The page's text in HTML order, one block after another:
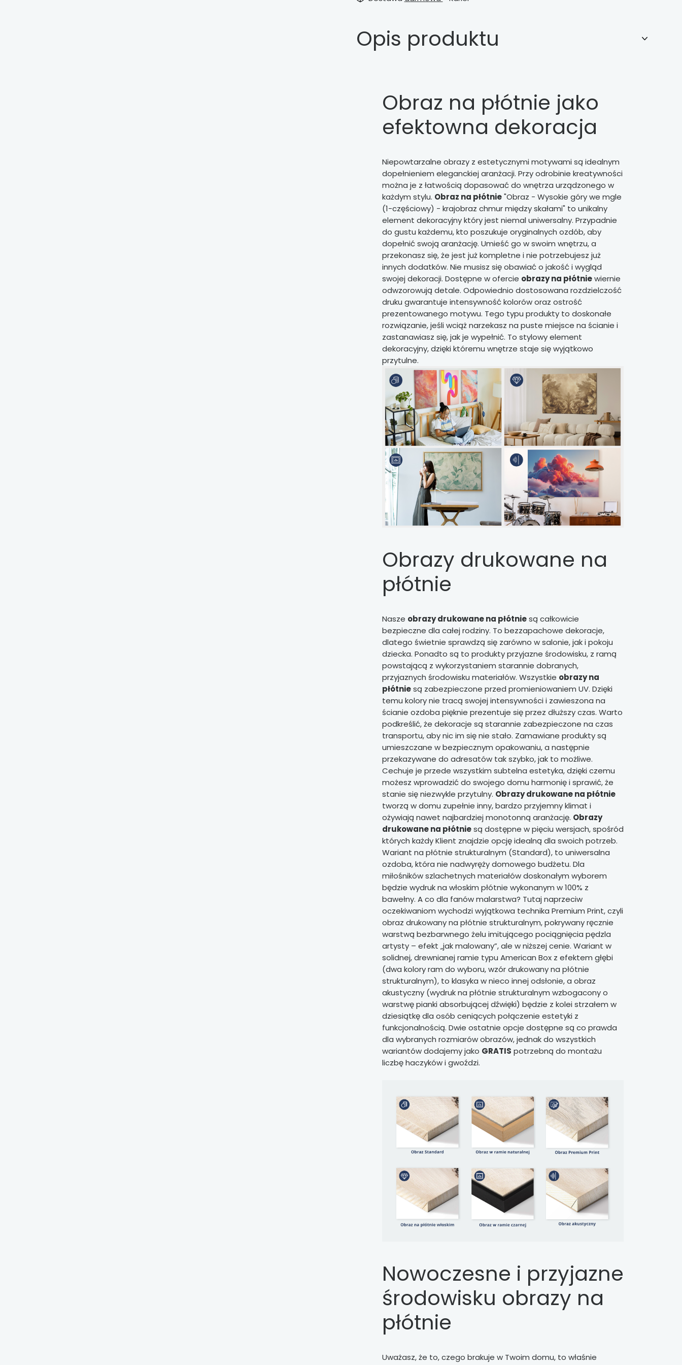
Opis produktu
Obraz na płótnie jako
efektowna dekoracja
Niepowtarzalne obrazy z estetycznymi motywami są idealnym
dopełnieniem eleganckiej aranżacji. Przy odrobinie kreatywności
można je z łatwością dopasować do wnętrza urządzonego w
każdym stylu. Obraz na płótnie"Obraz - Wysokie góry we mgle
(1-częściowy) - krajobraz chmur między skałami" to unikalny
element dekoracyjny który jest niemal uniwersalny. Przypadnie
do gustu każdemu, kto poszukuje oryginalnych ozdób, aby
dopełnić swoją aranżację. Umieść go w swoim wnętrzu, a
przekonasz się, że jest już kompletne i nie potrzebujesz już
innych dodatków. Nie musisz się obawiać o jakość i wygląd
swojej dekoracji. Dostępne w ofercie obrazy na płótniewiernie
odwzorowują detale. Odpowiednio dostosowana rozdzielczość
druku gwarantuje intensywność kolorów oraz ostrość
prezentowanego motywu. Tego typu produkty to doskonałe
rozwiązanie, jeśli wciąż narzekasz na puste miejsce na ścianie i
zastanawiasz się, jak je wypełnić. To stylowy element
dekoracyjny, dzięki któremu wnętrze staje się wyjątkowo
przytulne.
Obrazy drukowane na
płótnie
Nasze obrazy drukowane na płótniesą całkowicie
bezpieczne dla całej rodziny. To bezzapachowe dekoracje,
dlatego świetnie sprawdzą się zarówno w salonie, jak i pokoju
dziecka. Ponadto są to produkty przyjazne środowisku, z ramą
powstającą z wykorzystaniem starannie dobranych,
przyjaznych środowisku materiałów. Wszystkie obrazy na
płótniesą zabezpieczone przed promieniowaniem UV. Dzięki
temu kolory nie tracą swojej intensywności i zawieszona na
ścianie ozdoba pięknie prezentuje się przez dłuższy czas. Warto
podkreślić, że dekoracje są starannie zabezpieczone na czas
transportu, aby nic im się nie stało. Zamawiane produkty są
umieszczane w bezpiecznym opakowaniu, a następnie
przekazywane do adresatów tak szybko, jak to możliwe.
Cechuje je przede wszystkim subtelna estetyka, dzięki czemu
możesz wprowadzić do swojego domu harmonię i sprawić, że
stanie się niezwykle przytulny. Obrazy drukowane na płótnie
tworzą w domu zupełnie inny, bardzo przyjemny klimat i
ożywiają nawet najbardziej monotonną aranżację. Obrazy
drukowane na płótniesą dostępne w pięciu wersjach, spośród
których każdy Klient znajdzie opcję idealną dla swoich potrzeb.
Wariant na płótnie strukturalnym (Standard), to uniwersalna
ozdoba, która nie nadwyręży domowego budżetu. Dla
miłośników szlachetnych materiałów doskonałym wyborem
będzie wydruk na włoskim płótnie wykonanym w 100% z
bawełny. A co dla fanów malarstwa? Tutaj naprzeciw
oczekiwaniom wychodzi wyjątkowa technika Premium Print, czyli
obraz drukowany na płótnie strukturalnym, pokrywany ręcznie
warstwą bezbarwnego żelu imitującego pociągnięcia pędzla
artysty – efekt „jak malowany”, ale w niższej cenie. Wariant w
solidnej, drewnianej ramie typu American Box z efektem głębi
(dwa kolory ram do wyboru, wzór drukowany na płótnie
strukturalnym), to klasyka w nieco innej odsłonie, a obraz
akustyczny (wydruk na płótnie strukturalnym wzbogacony o
warstwę pianki absorbującej dźwięki) będzie z kolei strzałem w
dziesiątkę dla osób ceniących połączenie estetyki z
funkcjonalnością. Dwie ostatnie opcje dostępne są co prawda
dla wybranych rozmiarów obrazów, jednak do wszystkich
wariantów dodajemy jako GRATIS potrzebną do montażu
liczbę haczyków i gwoździ.
Nowoczesne i przyjazne
środowisku obrazy na
płótnie
Uważasz, że to, czego brakuje w Twoim domu, to właśnie